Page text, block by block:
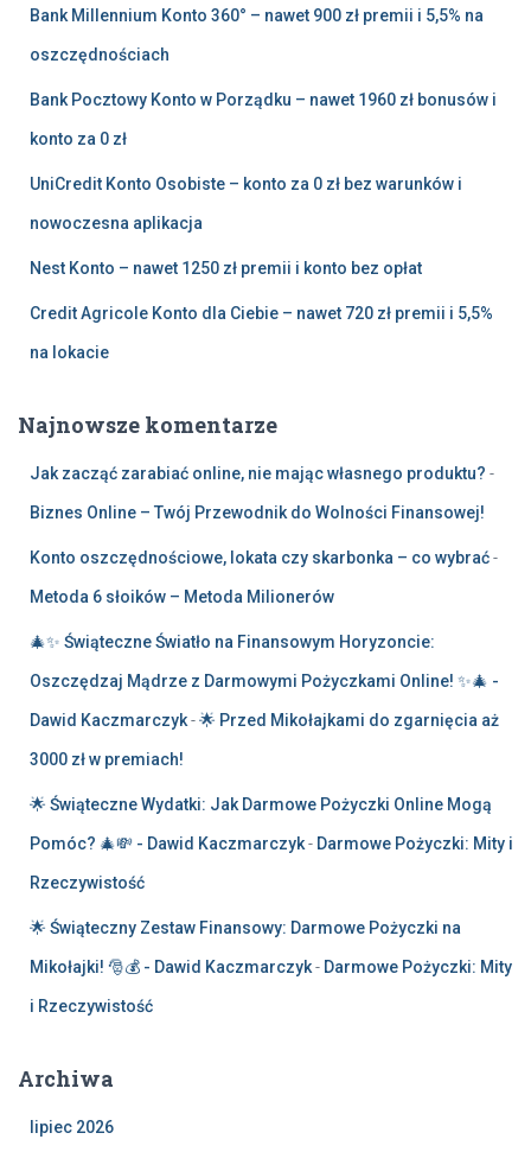
Bank Millennium Konto 360° – nawet 900 zł premii i 5,5% na
oszczędnościach
Bank Pocztowy Konto w Porządku – nawet 1960 zł bonusów i
konto za 0 zł
UniCredit Konto Osobiste – konto za 0 zł bez warunków i
nowoczesna aplikacja
Nest Konto – nawet 1250 zł premii i konto bez opłat
Credit Agricole Konto dla Ciebie – nawet 720 zł premii i 5,5%
na lokacie
Najnowsze komentarze
Jak zacząć zarabiać online, nie mając własnego produktu? -
Biznes Online – Twój Przewodnik do Wolności Finansowej!
Konto oszczędnościowe, lokata czy skarbonka – co wybrać-
Metoda 6 słoików – Metoda Milionerów
🎄✨ Świąteczne Światło na Finansowym Horyzoncie:
Oszczędzaj Mądrze z Darmowymi Pożyczkami Online! ✨🎄 -
Dawid Kaczmarczyk-🌟 Przed Mikołajkami do zgarnięcia aż
3000 zł w premiach!
🌟 Świąteczne Wydatki: Jak Darmowe Pożyczki Online Mogą
Pomóc? 🎄💸 - Dawid Kaczmarczyk- Darmowe Pożyczki: Mity i
Rzeczywistość
🌟 Świąteczny Zestaw Finansowy: Darmowe Pożyczki na
Mikołajki! 🎅💰 - Dawid Kaczmarczyk- Darmowe Pożyczki: Mity
i Rzeczywistość
Archiwa
lipiec 2026